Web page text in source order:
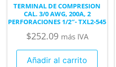
TERMINAL DE COMPRESION
CAL. 3/0 AWG, 200A, 2
PERFORACIONES 1/2″- TXL2-545
$252.09 más IVA
Añadir al carrito